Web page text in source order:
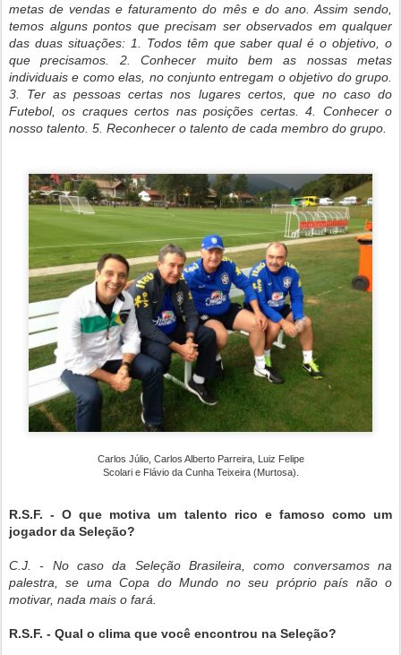
metas de vendas e faturamento do mês e do ano. Assim sendo,
temos alguns pontos que precisam ser observados em qualquer
das duas situações: 1. Todos têm que saber qual é o objetivo, o
que precisamos. 2. Conhecer muito bem as nossas metas
individuais e como elas, no conjunto entregam o objetivo do grupo.
3. Ter as pessoas certas nos lugares certos, que no caso do
Futebol, os craques certos nas posições certas. 4. Conhecer o
nosso talento. 5. Reconhecer o talento de cada membro do grupo.
Carlos Júlio, Carlos Alberto Parreira, Luiz Felipe
Scolari e Flávio da Cunha Teixeira (Murtosa).
R.S.F. - O que motiva um talento rico e famoso como um
jogador da Seleção?
C.J. - No caso da Seleção Brasileira, como conversamos na
palestra, se uma Copa do Mundo no seu próprio país não o
motivar, nada mais o fará.
R.S.F. - Qual o clima que você encontrou na Seleção?